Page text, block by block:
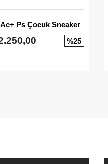
Ps Çocuk Sneaker
%25